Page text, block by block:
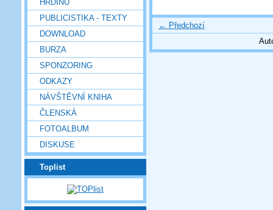
HRDINŮ
PUBLICISTIKA - TEXTY
DOWNLOAD
BURZA
SPONZORING
ODKAZY
NÁVŠTĚVNÍ KNIHA
ČLENSKÁ
FOTOALBUM
DISKUSE
Toplist
← Předchozí